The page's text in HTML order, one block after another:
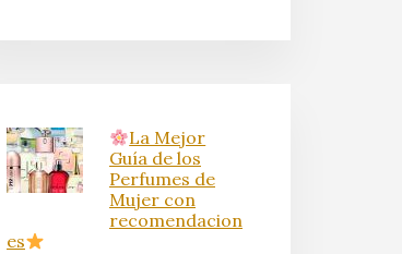
La Mejor
Guía de los
Perfumes de
Mujer con
recomendacion
es